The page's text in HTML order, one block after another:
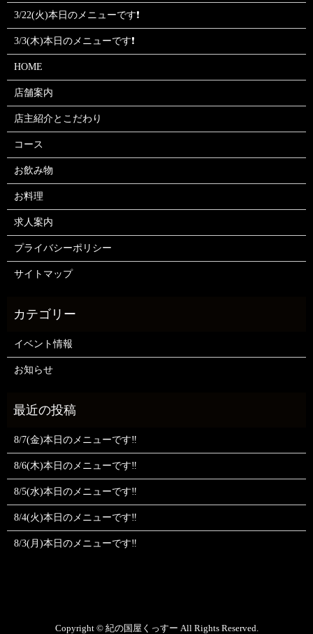
3/22(火)本日のメニューです❗
3/3(木)本日のメニューです❗
HOME
店舗案内
店主紹介とこだわり
コース
お飲み物
お料理
求人案内
プライバシーポリシー
サイトマップ
イベント情報
お知らせ
8/7(金)本日のメニューです‼️
8/6(木)本日のメニューです‼️
8/5(水)本日のメニューです‼️
8/4(火)本日のメニューです‼️
8/3(月)本日のメニューです‼️
Copyright © 紀の国屋くっすー All Rights Reserved.